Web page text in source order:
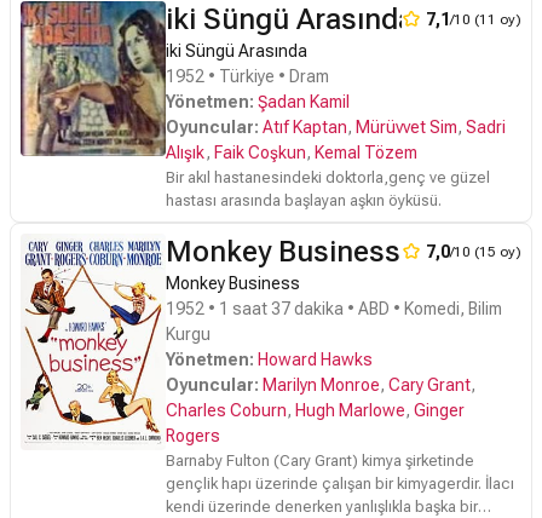
düşüncesi ile bir anda tehlikeli ve yırtıcı biri haline
gelir. Anne Bankroft'un da eşlik ettiği bu tüyler
ürpertici ve kışkırtıcı filmde, Monroe'yu alışkın
olmadığımız derecede karanlık bir karakter olarak
izleyeceğiz.
iki Süngü Arasında 7,1/10 (11 oy)
iki Süngü Arasında
1952 • Türkiye • Dram
Yönetmen: Şadan Kamil
Oyuncular: Atıf Kaptan, Mürüvvet Sim, Sadri
Alışık, Faik Coşkun, Kemal Tözem
Bir akıl hastanesindeki doktorla,genç ve güzel
hastası arasında başlayan aşkın öyküsü.
Monkey Business 7,0/10 (15 oy)
Monkey Business
1952 • 1 saat 37 dakika • ABD • Komedi, Bilim
Kurgu
Yönetmen: Howard Hawks
Oyuncular: Marilyn Monroe, Cary Grant,
Charles Coburn, Hugh Marlowe, Ginger
Rogers
Barnaby Fulton (Cary Grant) kimya şirketinde
gençlik hapı üzerinde çalışan bir kimyagerdir. İlacı
kendi üzerinde denerken yanlışlıkla başka bir